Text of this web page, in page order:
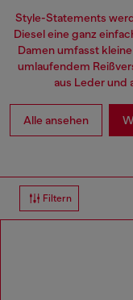
Style-Statements
Diesel eine ganz
Damen umfasst
umlaufendem
aus Leder und
Alle ansehen
Filtern